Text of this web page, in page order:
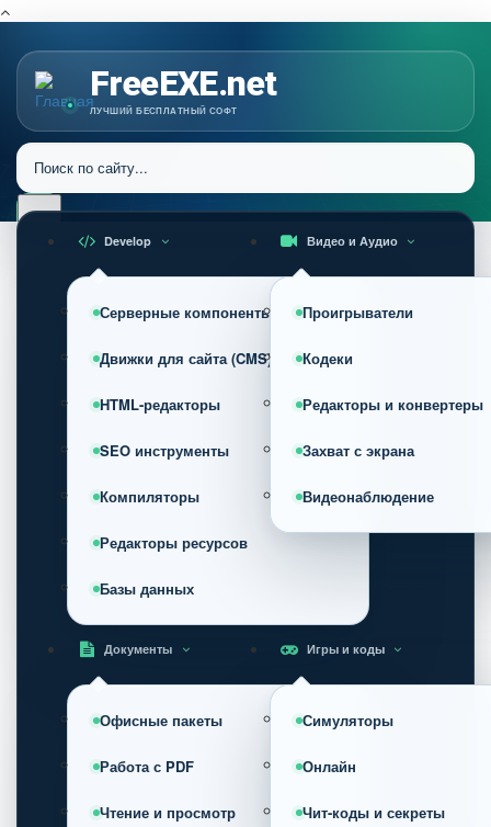
FreeEXE.net
ЛУЧШИЙ БЕСПЛАТНЫЙ СОФТ
Develop
Серверные компоненты
Движки для сайта (CMS)
HTML-редакторы
SEO инструменты
Компиляторы
Редакторы ресурсов
Базы данных
Видео и Аудио
Проигрыватели
Кодеки
Редакторы и конвертеры
Захват с экрана
Видеонаблюдение
Документы
Офисные пакеты
Работа с PDF
Чтение и просмотр
Игры и коды
Симуляторы
Онлайн
Чит-коды и секреты